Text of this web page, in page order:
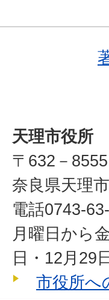
天理市役所
〒632－8555
奈良県天理
電話0743-
月曜日から
日・12月29
市役所へ